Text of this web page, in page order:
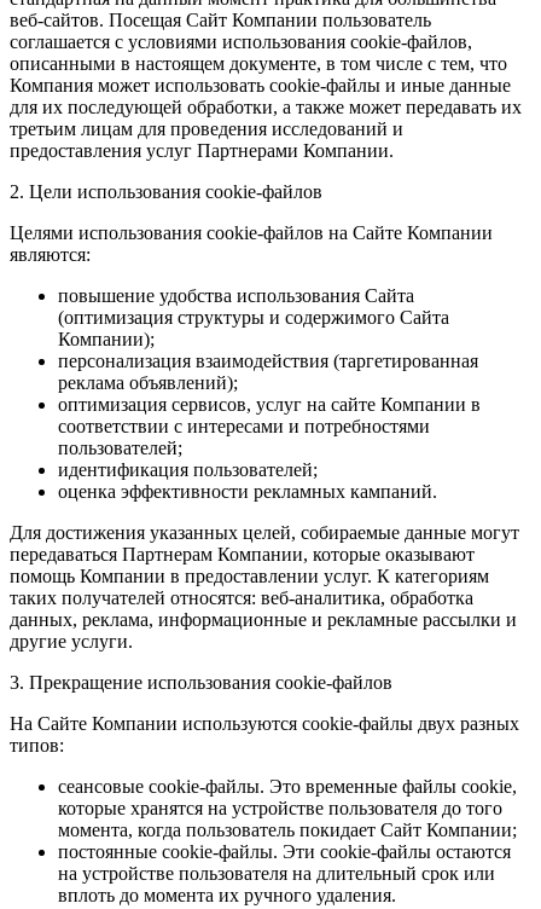
веб-сайтов. Посещая Сайт Компании пользователь
соглашается с условиями использования cookie-файлов,
описанными в настоящем документе, в том числе с тем, что
Компания может использовать cookie-файлы и иные данные
для их последующей обработки, а также может передавать их
третьим лицам для проведения исследований и
предоставления услуг Партнерами Компании.
2. Цели использования cookie-файлов
Целями использования cookie-файлов на Сайте Компании
являются:
повышение удобства использования Сайта
(оптимизация структуры и содержимого Сайта
Компании);
персонализация взаимодействия (таргетированная
реклама объявлений);
оптимизация сервисов, услуг на сайте Компании в
соответствии с интересами и потребностями
пользователей;
идентификация пользователей;
оценка эффективности рекламных кампаний.
Для достижения указанных целей, собираемые данные могут
передаваться Партнерам Компании, которые оказывают
помощь Компании в предоставлении услуг. К категориям
таких получателей относятся: веб-аналитика, обработка
данных, реклама, информационные и рекламные рассылки и
другие услуги.
3. Прекращение использования cookie-файлов
На Сайте Компании используются cookie-файлы двух разных
типов:
сеансовые cookie-файлы. Это временные файлы cookie,
которые хранятся на устройстве пользователя до того
момента, когда пользователь покидает Сайт Компании;
постоянные cookie-файлы. Эти cookie-файлы остаются
на устройстве пользователя на длительный срок или
вплоть до момента их ручного удаления.